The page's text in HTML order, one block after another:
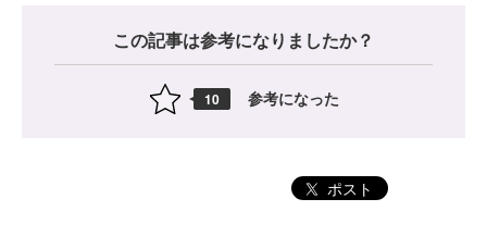
この記事は参考になりましたか？
10 参考になった
ポスト